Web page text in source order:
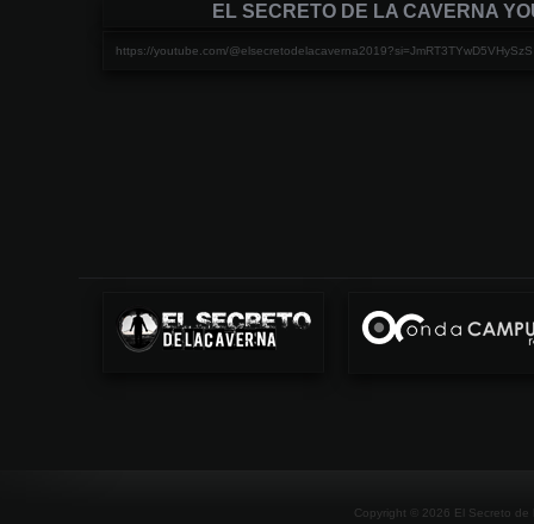
EL SECRETO DE LA CAVERNA
https://youtube.com/@elsecretodelacaverna2019?si=JmRT3TYwD5VHySzS
Copyright © 2026 El Secreto de